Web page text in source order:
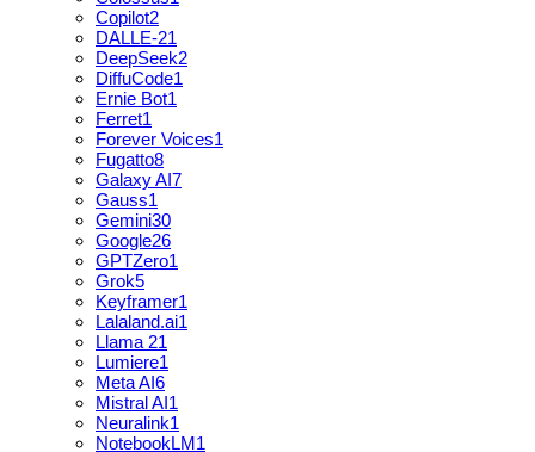
Copilot2
DALLE-21
DeepSeek2
DiffuCode1
Ernie Bot1
Ferret1
Forever Voices1
Fugatto8
Galaxy AI7
Gauss1
Gemini30
Google26
GPTZero1
Grok5
Keyframer1
Lalaland.ai1
Llama 21
Lumiere1
Meta AI6
Mistral AI1
Neuralink1
NotebookLM1